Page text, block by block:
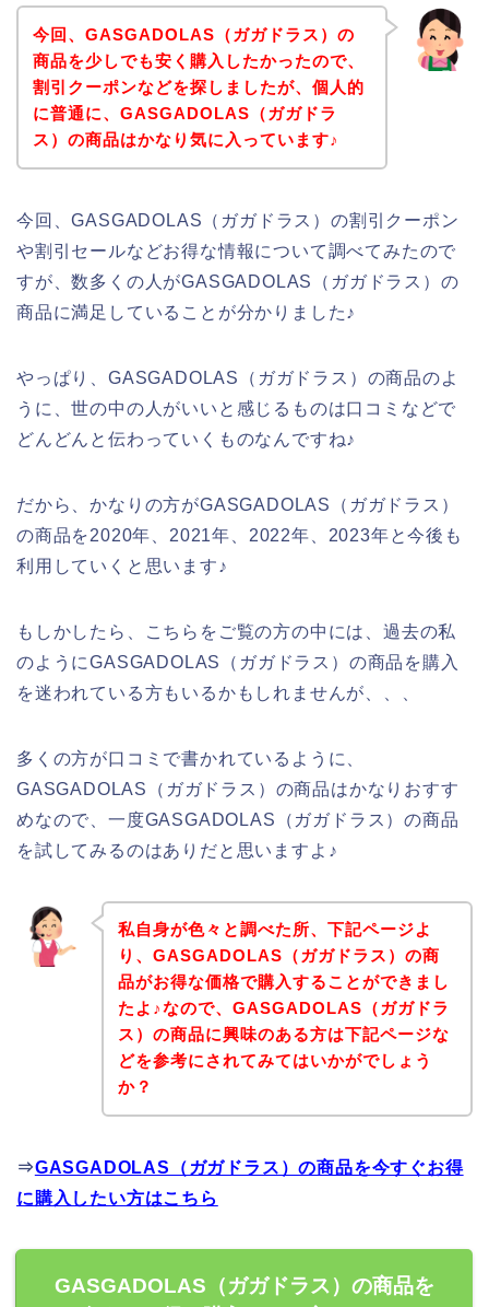
今回、GASGADOLAS（ガガドラス）の
商品を少しでも安く購入したかったので、
割引クーポンなどを探しましたが、個人的
に普通に、GASGADOLAS（ガガドラ
ス）の商品はかなり気に入っています♪
今回、GASGADOLAS（ガガドラス）の割引クーポン
や割引セールなどお得な情報について調べてみたので
すが、数多くの人がGASGADOLAS（ガガドラス）の
商品に満足していることが分かりました♪
やっぱり、GASGADOLAS（ガガドラス）の商品のよ
うに、世の中の人がいいと感じるものは口コミなどで
どんどんと伝わっていくものなんですね♪
だから、かなりの方がGASGADOLAS（ガガドラス）
の商品を2020年、2021年、2022年、2023年と今後も
利用していくと思います♪
もしかしたら、こちらをご覧の方の中には、過去の私
のようにGASGADOLAS（ガガドラス）の商品を購入
を迷われている方もいるかもしれませんが、、、
多くの方が口コミで書かれているように、
GASGADOLAS（ガガドラス）の商品はかなりおすす
めなので、一度GASGADOLAS（ガガドラス）の商品
を試してみるのはありだと思いますよ♪
私自身が色々と調べた所、下記ページよ
り、GASGADOLAS（ガガドラス）の商
品がお得な価格で購入することができまし
たよ♪なので、GASGADOLAS（ガガドラ
ス）の商品に興味のある方は下記ページな
どを参考にされてみてはいかがでしょう
か？
⇒GASGADOLAS（ガガドラス）の商品を今すぐお得
に購入したい方はこちら
GASGADOLAS（ガガドラス）の商品を